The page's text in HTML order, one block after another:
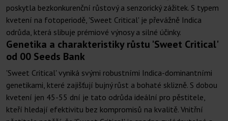
poskytla bezkonkurenční růstový a senzorický zážitek. S typem
kvetení na fotoperiodě, 'Sweet Critical' je převážně Indica
odrůda, která slibuje prémiové výnosy a silné účinky.
Genetika a charakteristiky růstu 'Sweet Critical'
od 00 Seeds Bank
'Sweet Critical' vyniká svými robustními Indica-dominantními
genetikami, které zajišťují bujný růst a bohaté sklizně. S dobou
kvetení jen 45-55 dní je tato odrůda ideální pro pěstitele,
kteří hledají efektivitu bez kompromisů na kvalitě. Vnitřní